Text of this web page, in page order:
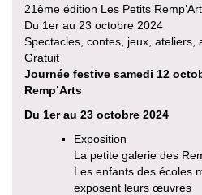
21ème édition Les Petits
Du 1er au 23 octobre 2024
Spectacles, contes, jeux, ateliers,
Gratuit
Journée festive samedi 12
Remp’Arts
Du 1er au 23 octobre 2024
Exposition
La petite galerie des
Les enfants des écoles
exposent leurs œuvres